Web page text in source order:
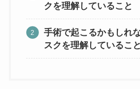
クを理解していること
手術で起こるかもしれ
スクを理解していること